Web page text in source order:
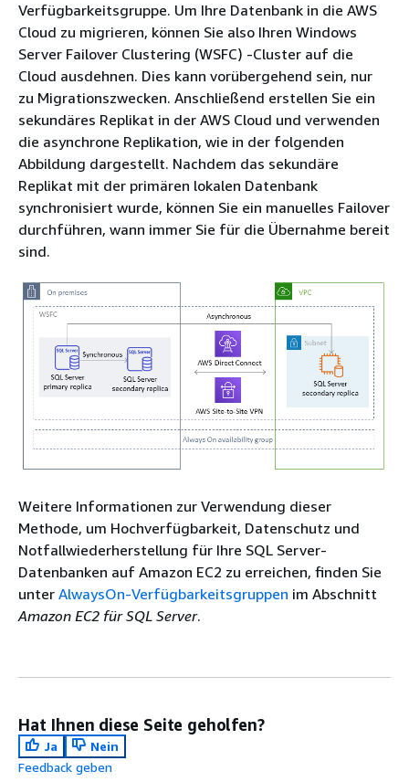
Verfügbarkeitsgruppe. Um Ihre Datenbank in die AWS
Cloud zu migrieren, können Sie also Ihren Windows
Server Failover Clustering (WSFC) -Cluster auf die
Cloud ausdehnen. Dies kann vorübergehend sein, nur
zu Migrationszwecken. Anschließend erstellen Sie ein
sekundäres Replikat in der AWS Cloud und verwenden
die asynchrone Replikation, wie in der folgenden
Abbildung dargestellt. Nachdem das sekundäre
Replikat mit der primären lokalen Datenbank
synchronisiert wurde, können Sie ein manuelles Failover
durchführen, wann immer Sie für die Übernahme bereit
sind.
Weitere Informationen zur Verwendung dieser
Methode, um Hochverfügbarkeit, Datenschutz und
Notfallwiederherstellung für Ihre SQL Server-
Datenbanken auf Amazon EC2 zu erreichen, finden Sie
unter AlwaysOn-Verfügbarkeitsgruppen im Abschnitt
Amazon EC2 für SQL Server.
Hat Ihnen diese Seite geholfen?
Ja
Nein
Feedback geben